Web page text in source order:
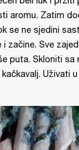
aromu. Zatim
se ne sjedini
i začine. Sve
puta. Skloniti sa
Uživati